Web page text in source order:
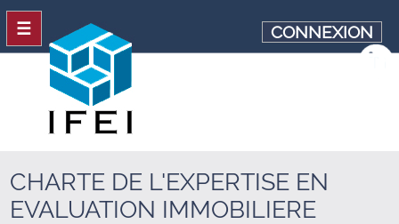
CHARTE DE L'EXPERTISE EN
EVALUATION IMMOBILIERE
CONNEXION
☰